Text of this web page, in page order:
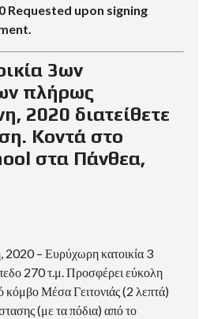
Requested upon signing
3ων
πλήρως
2020 διατείθετε
Κοντά στο
στα Πάνθεα,
2020 – Ευρύχωρη κατοικία 3
270 τ.μ. Προσφέρει εύκολη
Μέσα Γειτονιάς (2 λεπτά)
(με τα πόδια) από το